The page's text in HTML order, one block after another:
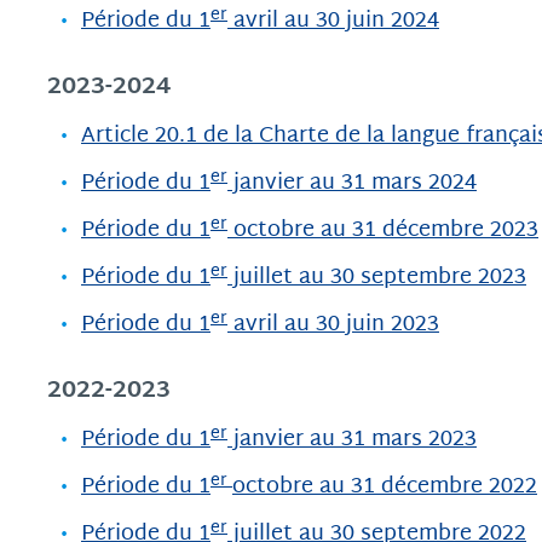
Période du 1eravril au 30 juin 2024
2023-2024
Article 20.1 de la Charte de la langue
Période du 1erjanvier au 31 mars 2024
Période du 1eroctobre au 31 décembre 2023
Période du 1erjuillet au 30 septembre 2023
Période du 1eravril au 30 juin 2023
2022-2023
Période du 1erjanvier au 31 mars 2023
Période du 1eroctobre au 31 décembre 2022
Période du 1erjuillet au 30 septembre 2022